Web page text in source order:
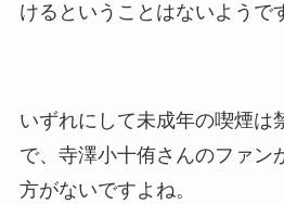
けるということはないようで
いずれにして未成年の喫煙は
で、寺澤小十侑さんのファン
方がないですよね。